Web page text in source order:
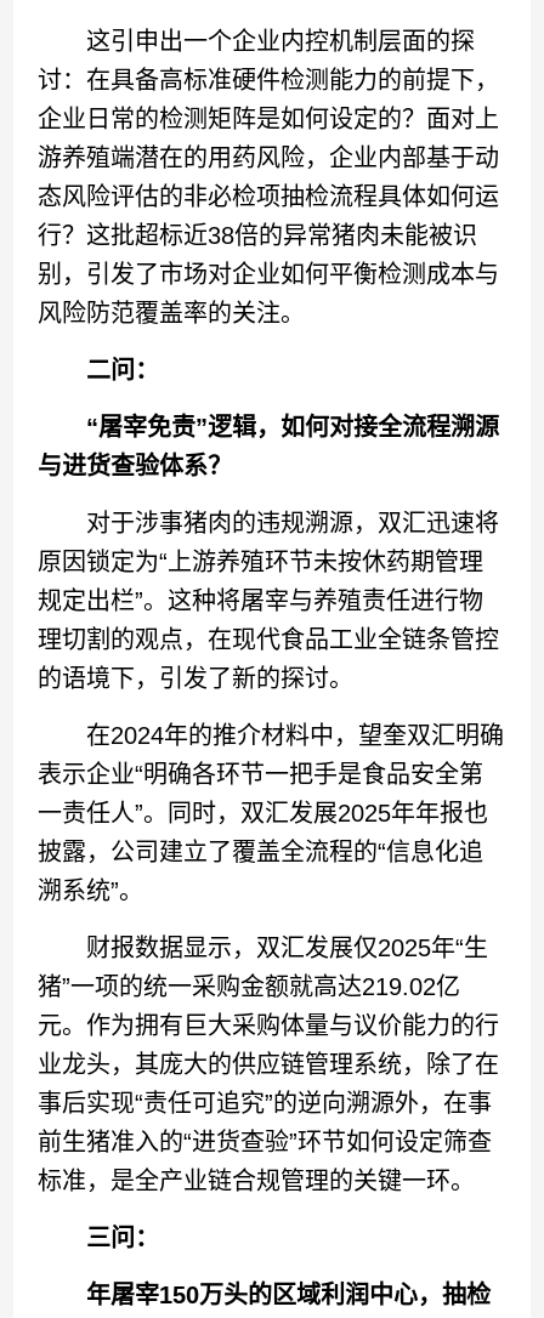
这引申出一个企业内控机制层面的探
讨：在具备高标准硬件检测能力的前提下，
企业日常的检测矩阵是如何设定的？面对上
游养殖端潜在的用药风险，企业内部基于动
态风险评估的非必检项抽检流程具体如何运
行？这批超标近38倍的异常猪肉未能被识
别，引发了市场对企业如何平衡检测成本与
风险防范覆盖率的关注。
二问：
“屠宰免责”逻辑，如何对接全流程溯源
与进货查验体系？
对于涉事猪肉的违规溯源，双汇迅速将
原因锁定为“上游养殖环节未按休药期管理
规定出栏”。这种将屠宰与养殖责任进行物
理切割的观点，在现代食品工业全链条管控
的语境下，引发了新的探讨。
在2024年的推介材料中，望奎双汇明确
表示企业“明确各环节一把手是食品安全第
一责任人”。同时，双汇发展2025年年报也
披露，公司建立了覆盖全流程的“信息化追
溯系统”。
财报数据显示，双汇发展仅2025年“生
猪”一项的统一采购金额就高达219.02亿
元。作为拥有巨大采购体量与议价能力的行
业龙头，其庞大的供应链管理系统，除了在
事后实现“责任可追究”的逆向溯源外，在事
前生猪准入的“进货查验”环节如何设定筛查
标准，是全产业链合规管理的关键一环。
三问：
年屠宰150万头的区域利润中心，抽检